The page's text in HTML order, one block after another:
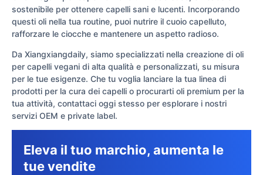
sostenibile per ottenere capelli sani e lucenti. Incorporando
questi oli nella tua routine, puoi nutrire il cuoio capelluto,
rafforzare le ciocche e mantenere un aspetto radioso.
Da Xiangxiangdaily, siamo specializzati nella creazione di oli
per capelli vegani di alta qualità e personalizzati, su misura
per le tue esigenze. Che tu voglia lanciare la tua linea di
prodotti per la cura dei capelli o procurarti oli premium per la
tua attività, contattaci oggi stesso per esplorare i nostri
servizi OEM e private label.
Eleva il tuo marchio, aumenta le
tue vendite